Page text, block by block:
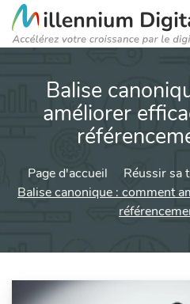
Balise
améliorer
Page d'accueil
Réussir sa
Balise canonique : comment